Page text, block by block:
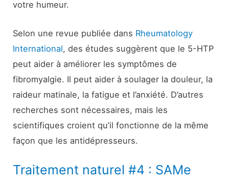
votre humeur.
Selon une revue publiée dans Rheumatology
International, des études suggèrent que le 5-HTP
peut aider à améliorer les symptômes de
fibromyalgie. Il peut aider à soulager la douleur, la
raideur matinale, la fatigue et l’anxiété. D’autres
recherches sont nécessaires, mais les
scientifiques croient qu’il fonctionne de la même
façon que les antidépresseurs.
Traitement naturel #4 : SAMe